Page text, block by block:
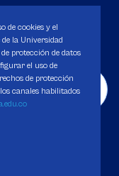
de 1980.
de cookies y el
la Universidad
protección de datos
el uso de
de protección
canales habilitados